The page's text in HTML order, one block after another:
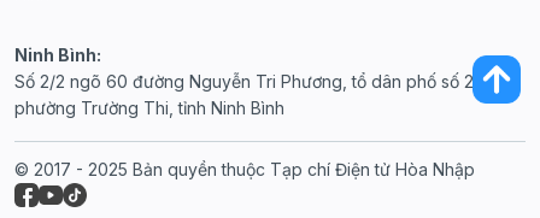
Ninh Bình:
Số 2/2 ngõ 60 đường Nguyễn Tri Phương, tổ dân phố số 20,
phường Trường Thi, tỉnh Ninh Bình
© 2017 - 2025 Bản quyền thuộc Tạp chí Điện tử Hòa Nhập